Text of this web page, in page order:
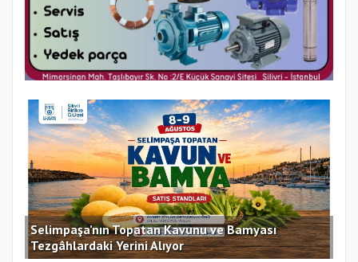
Selimpaşa’nın Topatan Kavunu ve Bamyası
Tezgâhlardaki Yerini Alıyor